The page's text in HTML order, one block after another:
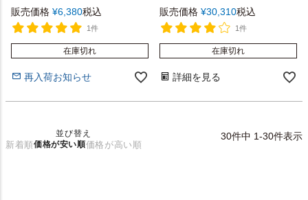
販売価格 ¥6,380税込
1件
在庫切れ
再入荷お知らせ
販売価格 ¥30,310税込
1件
在庫切れ
詳細を見る
並び替え
新着順価格が安い順価格が高い順
30件中 1-30件表示